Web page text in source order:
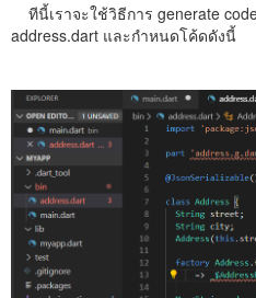
ทีนี้เราจะใช้วิธีการ generate
address.dart และกำหนดโค้ดดังนี้